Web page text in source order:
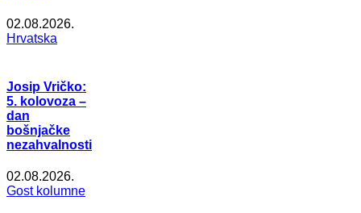
02.08.2026.
Hrvatska
Josip Vričko:
5. kolovoza –
dan
bošnjačke
nezahvalnosti
02.08.2026.
Gost kolumne